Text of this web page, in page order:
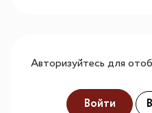
Авторизуйтесь для
Войти